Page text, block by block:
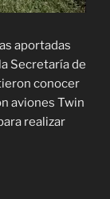
aportadas
Secretaría de
conocer
aviones Twin
realizar